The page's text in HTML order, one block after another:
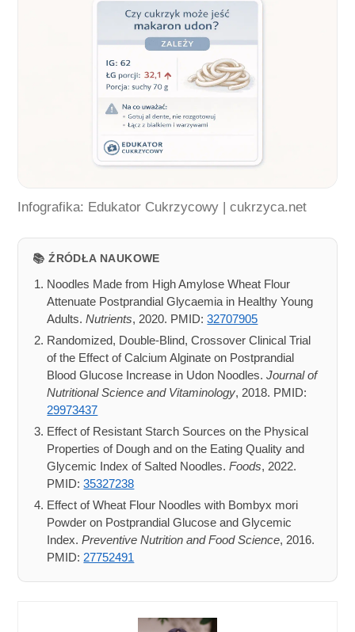
Infografika: Edukator Cukrzycowy | cukrzyca.net
📚 ŹRÓDŁA NAUKOWE
Noodles Made from High Amylose Wheat Flour
Attenuate Postprandial Glycaemia in Healthy Young
Adults.Nutrients, 2020. PMID:32707905
Randomized, Double-Blind, Crossover Clinical Trial
of the Effect of Calcium Alginate on Postprandial
Blood Glucose Increase in Udon Noodles.Journal of
Nutritional Science and Vitaminology, 2018. PMID:
29973437
Effect of Resistant Starch Sources on the Physical
Properties of Dough and on the Eating Quality and
Glycemic Index of Salted Noodles.Foods, 2022.
PMID:35327238
Effect of Wheat Flour Noodles with Bombyx mori
Powder on Postprandial Glucose and Glycemic
Index.Preventive Nutrition and Food Science, 2016.
PMID:27752491